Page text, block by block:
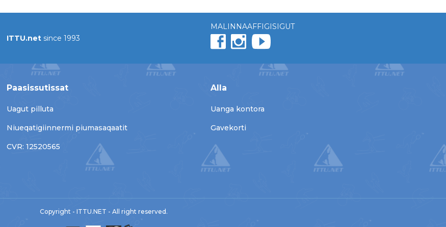
ITTU.net since 1993
MALINNAAFFIGISIGUT
Paasissutissat
Uagut pilluta
Niueqatigiinnermi piumasaqaatit
CVR: 12520565
Alla
Uanga kontora
Gavekorti
Copyright - ITTU.NET - All right reserved.